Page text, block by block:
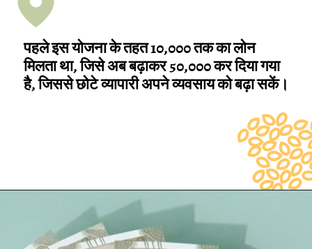
पहले इस योजना के तहत ₹10,000 तक का लोन
मिलता था, जिसे अब बढ़ाकर ₹50,000 कर दिया गया
है, जिससे छोटे व्यापारी अपने व्यवसाय को बढ़ा सकें।